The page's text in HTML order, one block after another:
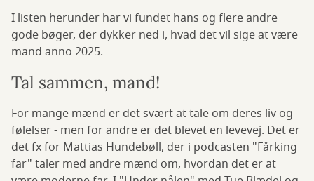
I listen herunder har vi fundet hans og flere andre
gode bøger, der dykker ned i, hvad det vil sige at være
mand anno 2025.
Tal sammen, mand!
For mange mænd er det svært at tale om deres liv og
følelser - men for andre er det blevet en levevej. Det er
det fx for Mattias Hundebøll, der i podcasten "Fårking
far" taler med andre mænd om, hvordan det er at